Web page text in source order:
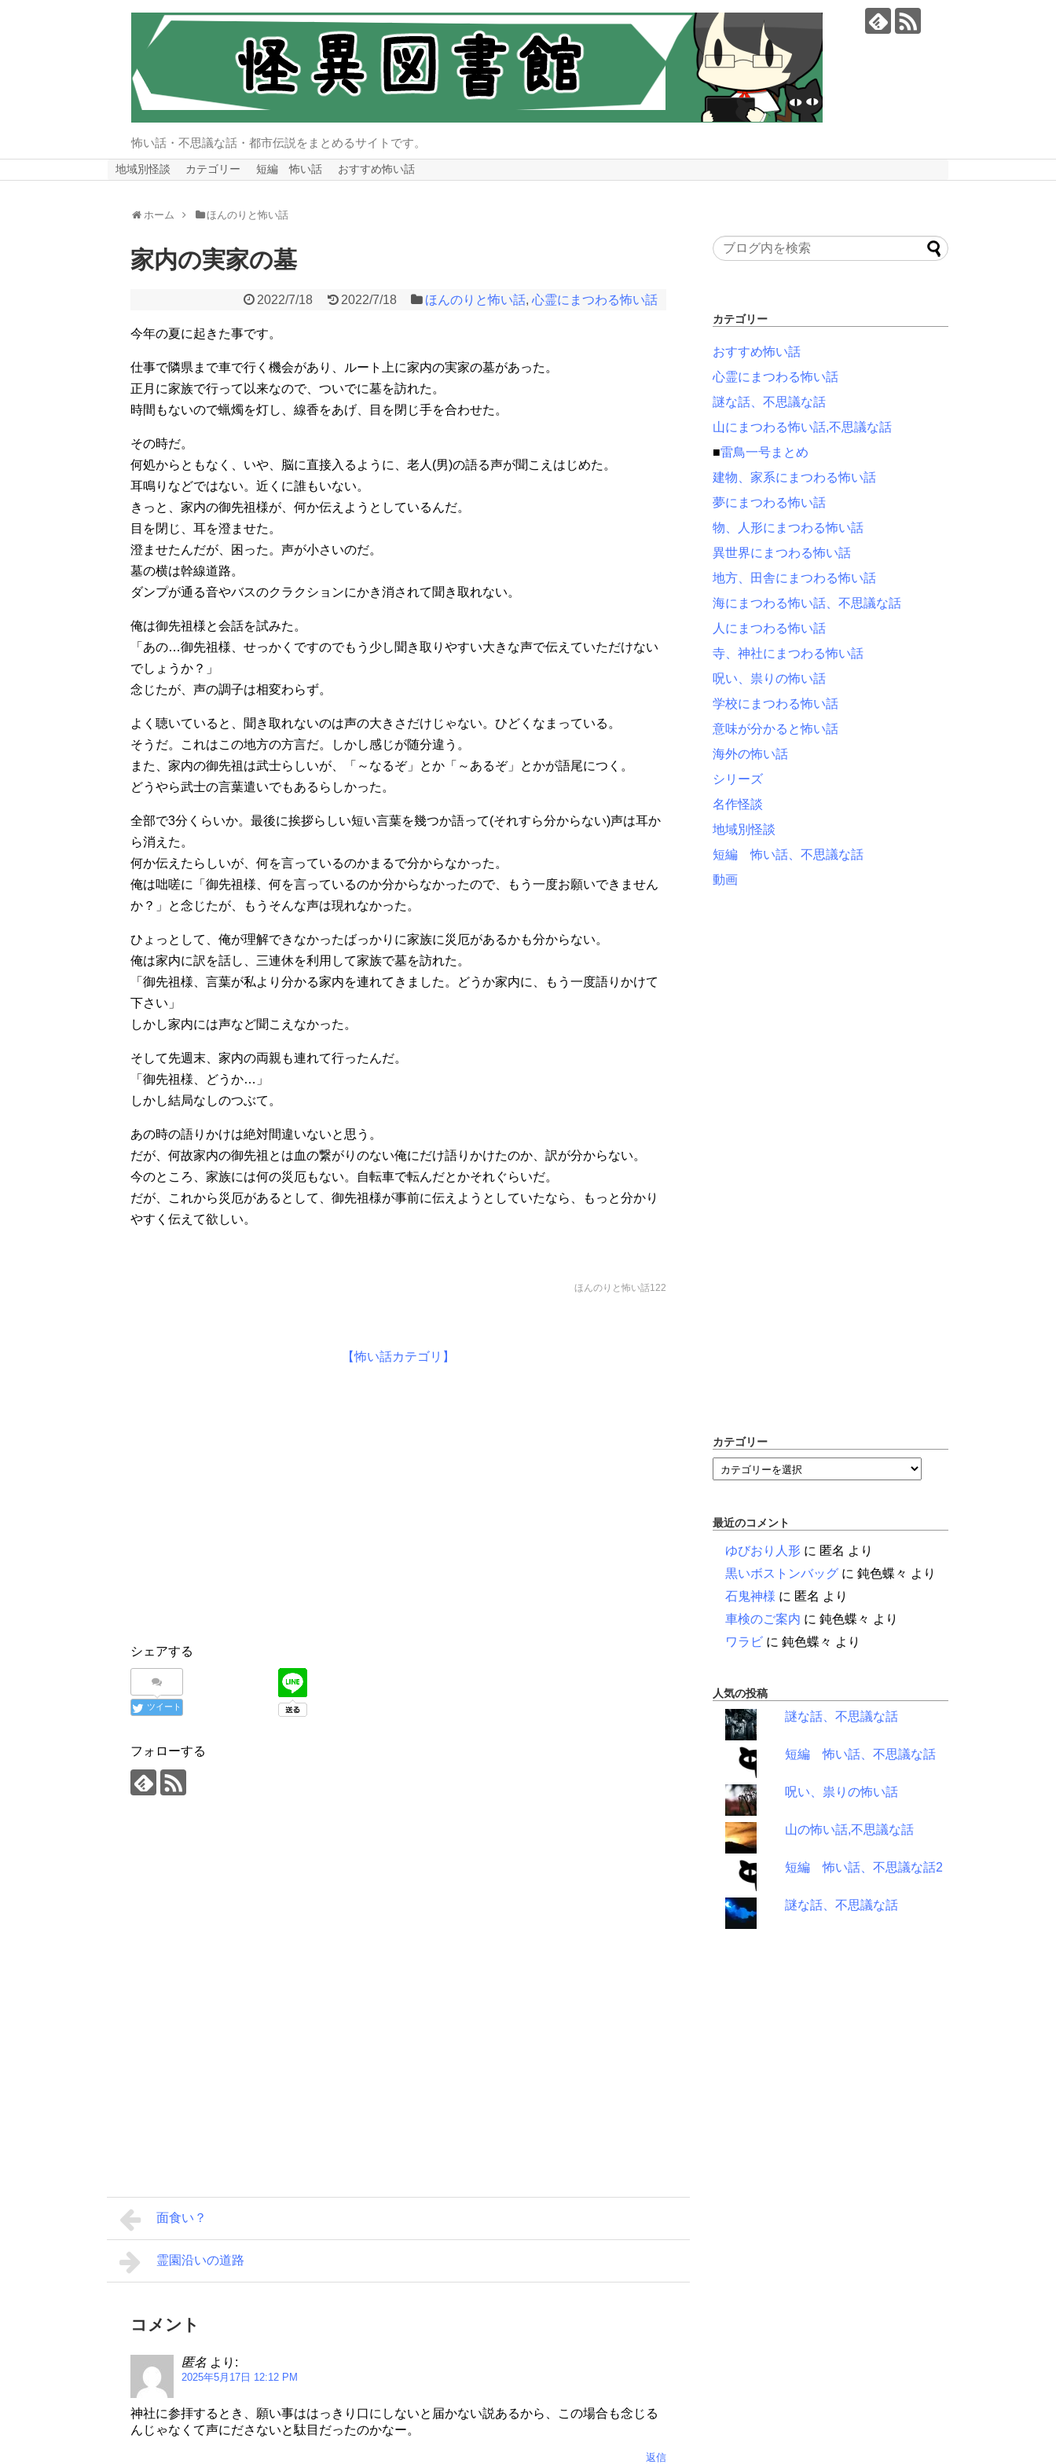
怖い話・不思議な話・都市伝説をまとめるサイトです。
地域別怪談 カテゴリー 短編 怖い話 おすすめ怖い話
ホーム ほんのりと怖い話
家内の実家の墓
2022/7/18 2022/7/18 ほんのりと怖い話, 心霊にまつわる怖い話
今年の夏に起きた事です。
仕事で隣県まで車で行く機会があり、ルート上に家内の実家の墓があった。
正月に家族で行って以来なので、ついでに墓を訪れた。
時間もないので蝋燭を灯し、線香をあげ、目を閉じ手を合わせた。
その時だ。
何処からともなく、いや、脳に直接入るように、老人(男)の語る声が聞こえはじめた。
耳鳴りなどではない。近くに誰もいない。
きっと、家内の御先祖様が、何か伝えようとしているんだ。
目を閉じ、耳を澄ませた。
澄ませたんだが、困った。声が小さいのだ。
墓の横は幹線道路。
ダンプが通る音やバスのクラクションにかき消されて聞き取れない。
俺は御先祖様と会話を試みた。
「あの…御先祖様、せっかくですのでもう少し聞き取りやすい大きな声で伝えていただけない
でしょうか？」
念じたが、声の調子は相変わらず。
よく聴いていると、聞き取れないのは声の大きさだけじゃない。ひどくなまっている。
そうだ。これはこの地方の方言だ。しかし感じが随分違う。
また、家内の御先祖は武士らしいが、「～なるぞ」とか「～あるぞ」とかが語尾につく。
どうやら武士の言葉遣いでもあるらしかった。
全部で3分くらいか。最後に挨拶らしい短い言葉を幾つか語って(それすら分からない)声は耳か
ら消えた。
何か伝えたらしいが、何を言っているのかまるで分からなかった。
俺は咄嗟に「御先祖様、何を言っているのか分からなかったので、もう一度お願いできません
か？」と念じたが、もうそんな声は現れなかった。
ひょっとして、俺が理解できなかったばっかりに家族に災厄があるかも分からない。
俺は家内に訳を話し、三連休を利用して家族で墓を訪れた。
「御先祖様、言葉が私より分かる家内を連れてきました。どうか家内に、もう一度語りかけて
下さい」
しかし家内には声など聞こえなかった。
そして先週末、家内の両親も連れて行ったんだ。
「御先祖様、どうか…」
しかし結局なしのつぶて。
あの時の語りかけは絶対間違いないと思う。
だが、何故家内の御先祖とは血の繋がりのない俺にだけ語りかけたのか、訳が分からない。
今のところ、家族には何の災厄もない。自転車で転んだとかそれぐらいだ。
だが、これから災厄があるとして、御先祖様が事前に伝えようとしていたなら、もっと分かり
やすく伝えて欲しい。
ほんのりと怖い話122
【怖い話カテゴリ】
シェアする
ツイート
フォローする
面食い？
霊園沿いの道路
コメント
匿名 より:
2025年5月17日 12:12 PM
神社に参拝するとき、願い事ははっきり口にしないと届かない説あるから、この場合も念じる
んじゃなくて声にださないと駄目だったのかなー。
返信
カテゴリー
おすすめ怖い話
心霊にまつわる怖い話
謎な話、不思議な話
山にまつわる怖い話,不思議な話
■雷鳥一号まとめ
建物、家系にまつわる怖い話
夢にまつわる怖い話
物、人形にまつわる怖い話
異世界にまつわる怖い話
地方、田舎にまつわる怖い話
海にまつわる怖い話、不思議な話
人にまつわる怖い話
寺、神社にまつわる怖い話
呪い、祟りの怖い話
学校にまつわる怖い話
意味が分かると怖い話
海外の怖い話
シリーズ
名作怪談
地域別怪談
短編 怖い話、不思議な話
動画
カテゴリー
最近のコメント
ゆびおり人形 に 匿名 より
黒いボストンバッグ に 鈍色蝶々 より
石鬼神様 に 匿名 より
車検のご案内 に 鈍色蝶々 より
ワラビ に 鈍色蝶々 より
人気の投稿
謎な話、不思議な話
短編 怖い話、不思議な話
呪い、祟りの怖い話
山の怖い話,不思議な話
短編 怖い話、不思議な話2
謎な話、不思議な話